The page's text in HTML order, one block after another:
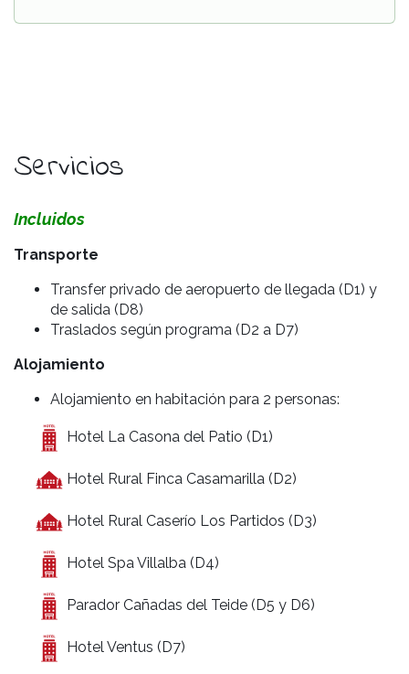
Servicios
Incluidos
Transporte
Transfer privado de aeropuerto de llegada (D1) y
de salida (D8)
Traslados según programa (D2 a D7)
Alojamiento
Alojamiento en habitación para 2 personas:
Hotel La Casona del Patio (D1)
Hotel Rural Finca Casamarilla (D2)
Hotel Rural Caserío Los Partidos (D3)
Hotel Spa Villalba (D4)
Parador Cañadas del Teide (D5 y D6)
Hotel Ventus (D7)